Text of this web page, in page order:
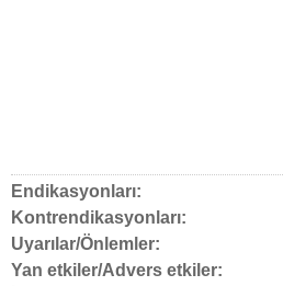
Endikasyonları:
Kontrendikasyonları:
Uyarılar/Önlemler:
Yan etkiler/Advers etkiler: